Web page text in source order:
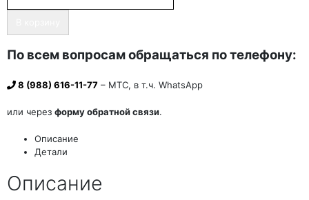
По всем вопросам обращаться по телефону:
8 (988) 616-11-77 – МТС, в т.ч. WhatsApp
или через форму обратной связи.
Описание
Детали
Описание